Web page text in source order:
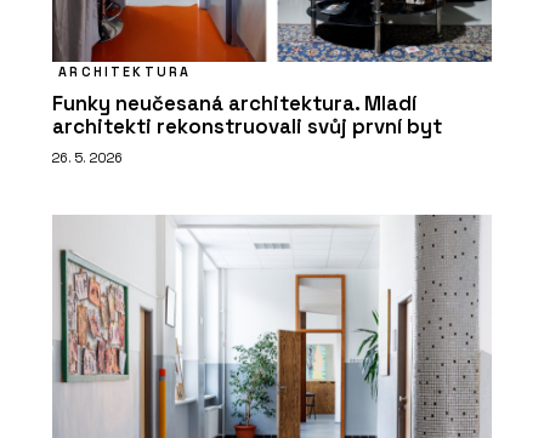
ARCHITEKTURA
Funky neučesaná architektura. Mladí
architekti rekonstruovali svůj první byt
26. 5. 2026